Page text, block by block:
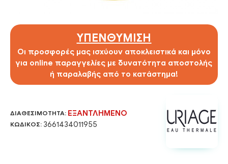
ΥΠΕΝΘΥΜΙΣΗ
Οι προσφορές μας ισχύουν αποκλειστικά και μόνο
για online παραγγελίες με δυνατότητα αποστολής
ή παραλαβής από το κατάστημα!
ΔΙΑΘΕΣΙΜΌΤΗΤΑ: ΕΞΑΝΤΛΗΜΈΝΟ
ΚΩΔΙΚΌΣ: 3661434011955